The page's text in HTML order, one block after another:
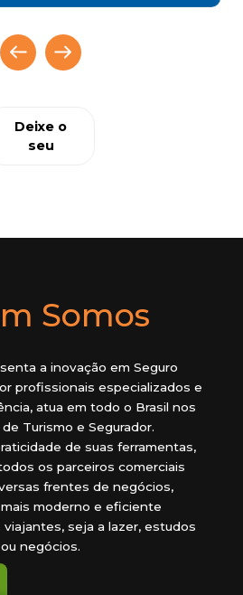
Deixe o
seu
Somos
a inovação em Seguro
profissionais especializados e
atua em todo o Brasil nos
Turismo e Segurador.
de suas ferramentas,
os parceiros comerciais
frentes de negócios,
moderno e eficiente
seja a lazer, estudos
ou negócios.